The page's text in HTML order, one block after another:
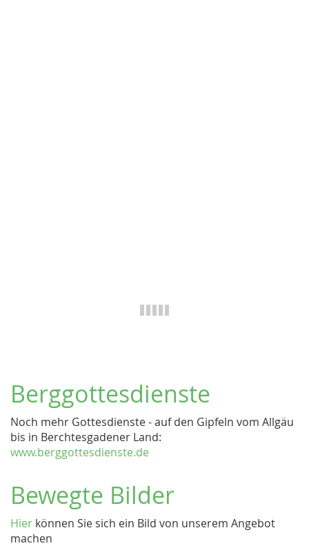
Berggottesdienste
Noch mehr Gottesdienste - auf den Gipfeln vom Allgäu
bis in Berchtesgadener Land:
www.berggottesdienste.de
Bewegte Bilder
Hier können Sie sich ein Bild von unserem Angebot
machen